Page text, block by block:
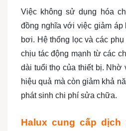
Việc không sử dụng hóa
đồng nghĩa với việc giảm
bơi. Hệ thống lọc và các
chịu tác động mạnh từ các
dài tuổi thọ của thiết bị. Nhờ
hiệu quả mà còn giảm khả
phát sinh chi phí sửa chữa.
Halux cung cấp